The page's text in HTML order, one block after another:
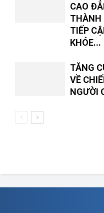
CAO
THÀNH
TIẾP
KHỎE...
TĂNG
VỀ
NGƯỜI